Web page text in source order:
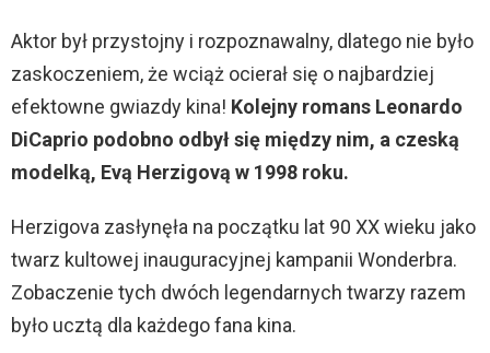
Aktor był przystojny i rozpoznawalny, dlatego nie było
zaskoczeniem, że wciąż ocierał się o najbardziej
efektowne gwiazdy kina! Kolejny romans Leonardo
DiCaprio podobno odbył się między nim, a czeską
modelką, Evą Herzigovą w 1998 roku.
Herzigova zasłynęła na początku lat 90 XX wieku jako
twarz kultowej inauguracyjnej kampanii Wonderbra.
Zobaczenie tych dwóch legendarnych twarzy razem
było ucztą dla każdego fana kina.